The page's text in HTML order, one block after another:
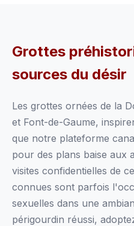
Grottes
sources du désir
Les grottes ornées de la
et Font-de-Gaume,
que notre plateforme
pour des plans baise aux
visites confidentielles de
connues sont parfois
sexuelles dans une
périgourdin réussi,